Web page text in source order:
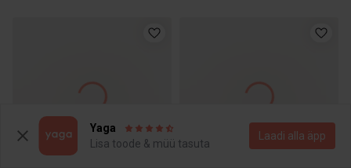
Yaga
Lisa toode & müü tasuta
Laadi alla äpp